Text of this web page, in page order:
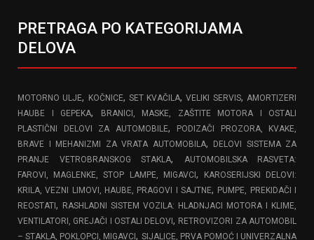
PRETRAGA PO KATEGORIJAMA
DELOVA
MOTORNO ULJE, KOČNICE, SET KVAČILA,VELIKI SERVIS,AMORTIZERI
HAUBE I GEPEKA,
BRANICI, MASKE, ZAŠTITE MOTORA I OSTALI
PLASTIČNI DELOVI ZA AUTOMOBILE,
PODIZAČI PROZORA, KVAKE,
BRAVE I MEHANIZMI ZA VRATA AUTOMOBILA,
DELOVI SISTEMA ZA
PRANJE VETROBRANSKOG STAKLA,
AUTOMOBILSKA RASVETA:
FAROVI, MAGLENKE, STOP LAMPE, MIGAVCI,
KAROSERIJSKI DELOVI:
KRILA, VEZNI LIMOVI, HAUBE, PRAGOVI I SAJTNE, PUMPE, PREKIDAČI I
REOSTATI, RASHLADNI SISTEM VOZILA: HLADNJACI MOTORA I KLIME,
VENTILATORI, GREJAČI I OSTALI DELOVI, RETROVIZORI ZA AUTOMOBIL
– STAKLA, POKLOPCI, MIGAVCI, SIJALICE, PRVA POMOĆ I UNIVERZALNA